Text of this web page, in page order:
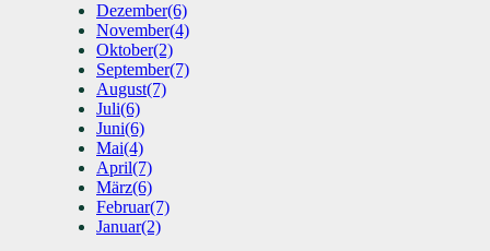
Dezember(6)
November(4)
Oktober(2)
September(7)
August(7)
Juli(6)
Juni(6)
Mai(4)
April(7)
März(6)
Februar(7)
Januar(2)